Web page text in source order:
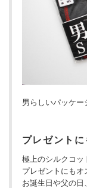
男らしいパッケー
プレゼント
極上のシルクコッ
プレゼントにもオ
お誕生日や父の